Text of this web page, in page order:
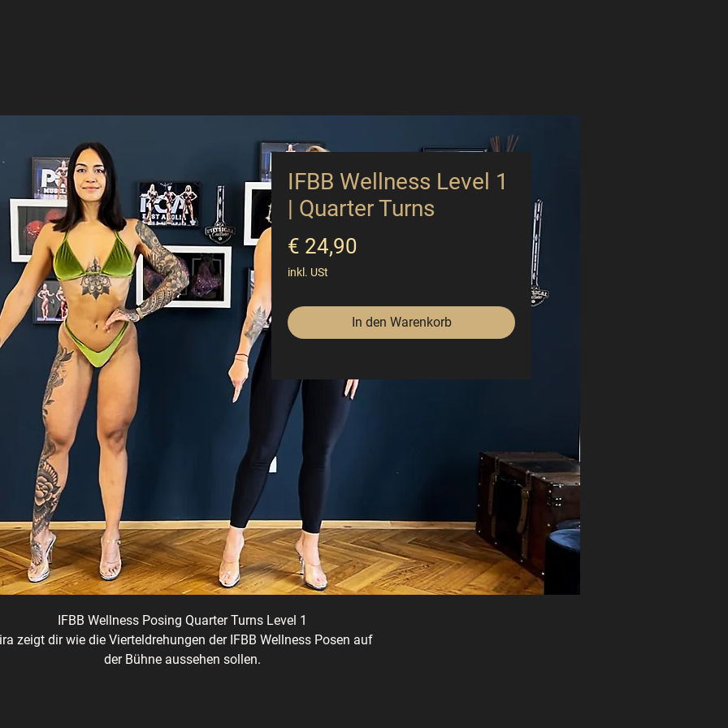
IFBB Wellness Level 1
| Quarter Turns
€ 24,90
inkl. USt
In den Warenkorb
IFBB Wellness Posing Quarter TurnsLevel 1
zeigt dir wie die Vierteldrehungen der IFBB Wellness Posen auf
der Bühne aussehen sollen.